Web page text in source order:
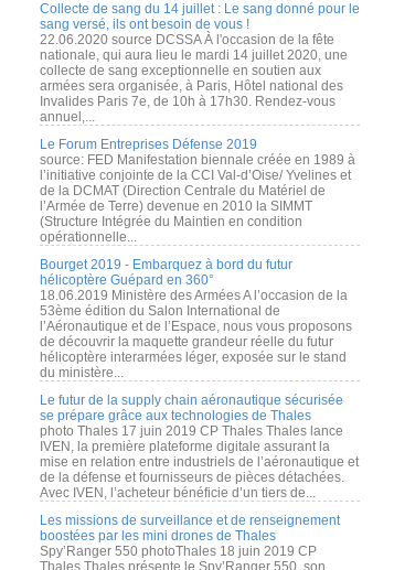
Collecte de sang du 14 juillet : Le sang donné pour le
sang versé, ils ont besoin de vous !
22.06.2020 source DCSSA À l'occasion de la fête
nationale, qui aura lieu le mardi 14 juillet 2020, une
collecte de sang exceptionnelle en soutien aux
armées sera organisée, à Paris, Hôtel national des
Invalides Paris 7e, de 10h à 17h30. Rendez-vous
annuel,...
Le Forum Entreprises Défense 2019
source: FED Manifestation biennale créée en 1989 à
l’initiative conjointe de la CCI Val-d’Oise/ Yvelines et
de la DCMAT (Direction Centrale du Matériel de
l’Armée de Terre) devenue en 2010 la SIMMT
(Structure Intégrée du Maintien en condition
opérationnelle...
Bourget 2019 - Embarquez à bord du futur
hélicoptère Guépard en 360°
18.06.2019 Ministère des Armées A l’occasion de la
53ème édition du Salon International de
l’Aéronautique et de l’Espace, nous vous proposons
de découvrir la maquette grandeur réelle du futur
hélicoptère interarmées léger, exposée sur le stand
du ministère...
Le futur de la supply chain aéronautique sécurisée
se prépare grâce aux technologies de Thales
photo Thales 17 juin 2019 CP Thales Thales lance
IVEN, la première plateforme digitale assurant la
mise en relation entre industriels de l’aéronautique et
de la défense et fournisseurs de pièces détachées.
Avec IVEN, l’acheteur bénéficie d’un tiers de...
Les missions de surveillance et de renseignement
boostées par les mini drones de Thales
Spy’Ranger 550 photoThales 18 juin 2019 CP
Thales Thales présente le Spy’Ranger 550, son